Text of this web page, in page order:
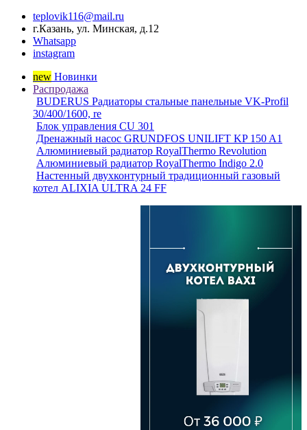
teplovik116@mail.ru
г.Казань, ул. Минская, д.12
Whatsapp
instagram
new Новинки
Распродажа
BUDERUS Радиаторы стальные панельные VK-Profil
30/400/1600, re
Блок управления CU 301
Дренажный насос GRUNDFOS UNILIFT KP 150 A1
Алюминиевый радиатор RoyalThermo Revolution
Алюминиевый радиатор RoyalThermo Indigo 2.0
Настенный двухконтурный традиционный газовый
котел ALIXIA ULTRA 24 FF